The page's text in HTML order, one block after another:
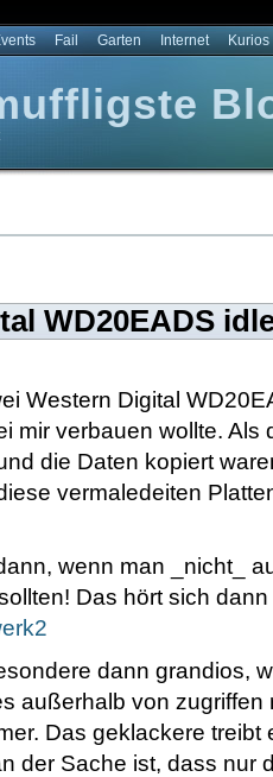
Fail Garten Internet Kurios
WD20EADS
Western Digital
mir verbauen wollte. Als
die Daten kopiert
vermaledeiten
wenn man _nicht_
Das hört sich
dann grandios,
außerhalb von zugriffen
Das geklackere treibt
der Sache ist, dass nur